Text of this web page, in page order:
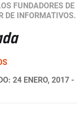
FUNDADORES DE
DE INFORMATIVOS.
24 ENERO, 2017 -